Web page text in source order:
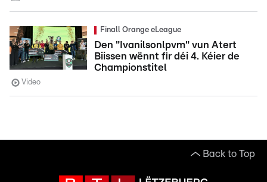
Finall Orange eLeague
Den "Ivanilsonlpvm" vun Atert
Biissen wënnt fir déi 4. Kéier de
Championstitel
Video
Back to Top